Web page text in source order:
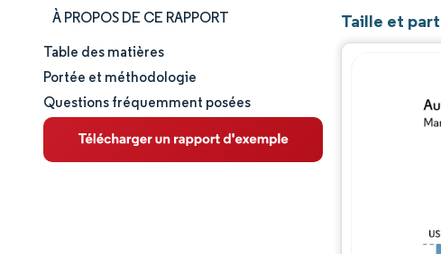
À PROPOS DE CE RAPPORT
Taille et part de marché
Analyse du marché
Tendances et perspectives
Table des matières
Portée et méthodologie
Questions fréquemment posées
Taille et